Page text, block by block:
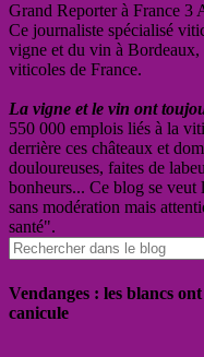
Grand Reporter à France 3
Ce journaliste spécialisé
vigne et du vin à Bordeaux,
viticoles de France.
La vigne et le vin ont
550 000 emplois liés à la
derrière ces châteaux et
douloureuses, faites de
bonheurs... Ce blog se
sans modération mais
santé".
Vendanges : les blancs
canicule